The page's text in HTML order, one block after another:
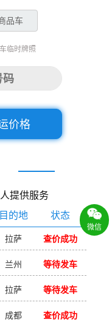
品车
临时牌照
价格
人提供服务
目的地 状态
拉萨 查价成功
兰州 等待发车
拉萨 等待发车
成都 查价成功
微信